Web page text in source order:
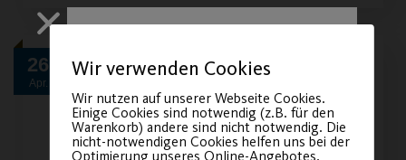
26
Apr.
Wir verwenden Cookies
Wir nutzen auf unserer Webseite Cookies.
Einige Cookies sind notwendig (z.B. für den
Warenkorb) andere sind nicht notwendig. Die
nicht-notwendigen Cookies helfen uns bei der
Optimierung unseres Online-Angebotes,